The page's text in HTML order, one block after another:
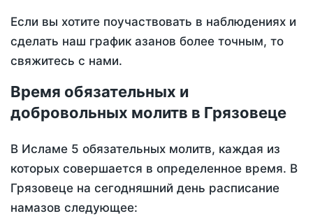
Если вы хотите поучаствовать в наблюдениях и
сделать наш график азанов более точным, то
свяжитесь с нами.
Время обязательных и
добровольных молитв в Грязовеце
В Исламе 5 обязательных молитв, каждая из
которых совершается в определенное время. В
Грязовеце на сегодняшний день расписание
намазов следующее: